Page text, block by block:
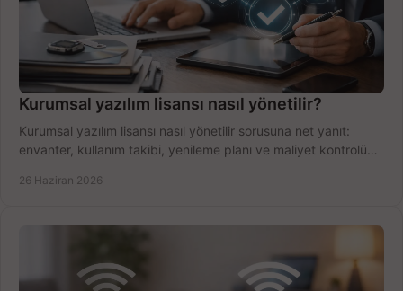
Kurumsal yazılım lisansı nasıl yönetilir?
Kurumsal yazılım lisansı nasıl yönetilir sorusuna net yanıt:
envanter, kullanım takibi, yenileme planı ve maliyet kontrolü
26 Haziran 2026